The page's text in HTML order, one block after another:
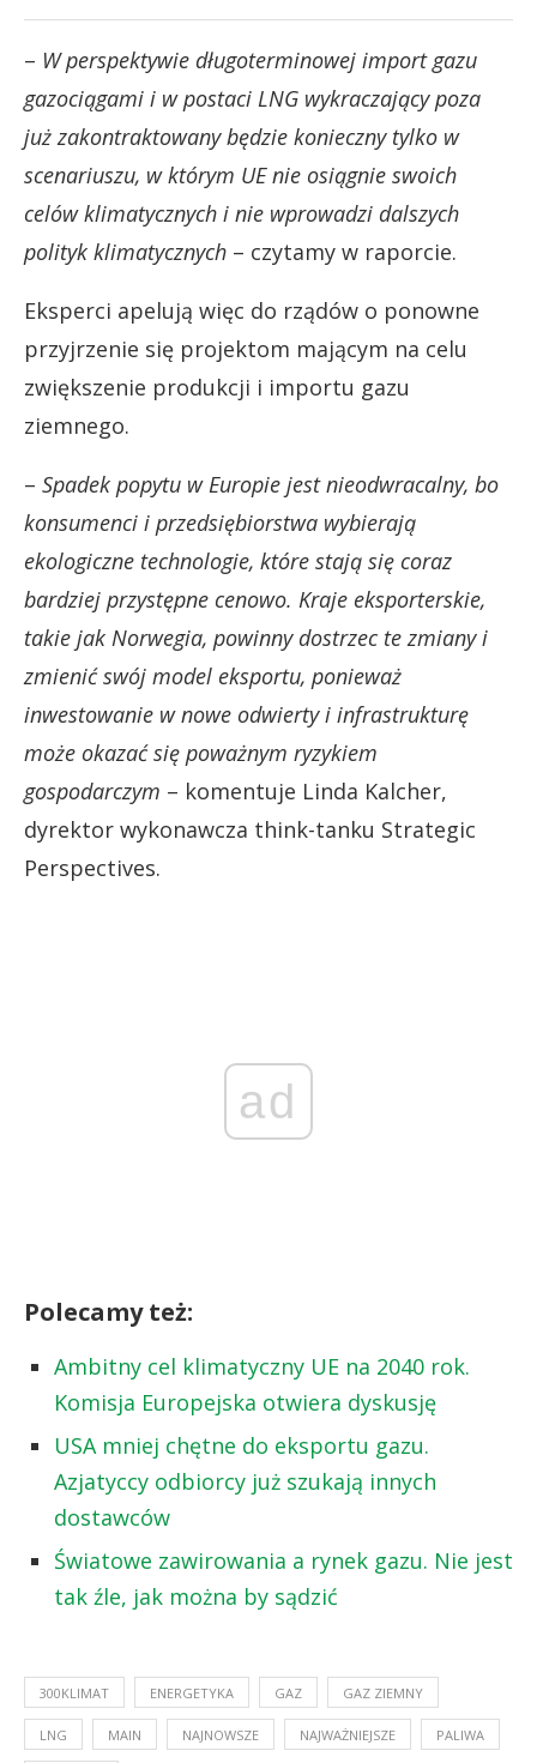
– W perspektywie długoterminowej import gazu
gazociągami i w postaci LNG wykraczający poza
już zakontraktowany będzie konieczny tylko w
scenariuszu, w którym UE nie osiągnie swoich
celów klimatycznych i nie wprowadzi dalszych
polityk klimatycznych – czytamy w raporcie.
Eksperci apelują więc do rządów o ponowne
przyjrzenie się projektom mającym na celu
zwiększenie produkcji i importu gazu
ziemnego.
– Spadek popytu w Europie jest nieodwracalny, bo
konsumenci i przedsiębiorstwa wybierają
ekologiczne technologie, które stają się coraz
bardziej przystępne cenowo. Kraje eksporterskie,
takie jak Norwegia, powinny dostrzec te zmiany i
zmienić swój model eksportu, ponieważ
inwestowanie w nowe odwierty i infrastrukturę
może okazać się poważnym ryzykiem
gospodarczym – komentuje Linda Kalcher,
dyrektor wykonawcza think-tanku Strategic
Perspectives.
ad
Polecamy też:
Ambitny cel klimatyczny UE na 2040 rok.
Komisja Europejska otwiera dyskusję
USA mniej chętne do eksportu gazu.
Azjatyccy odbiorcy już szukają innych
dostawców
Światowe zawirowania a rynek gazu. Nie jest
tak źle, jak można by sądzić
300KLIMAT ENERGETYKA GAZ GAZ ZIEMNY
LNG MAIN NAJNOWSZE NAJWAŻNIEJSZE PALIWA